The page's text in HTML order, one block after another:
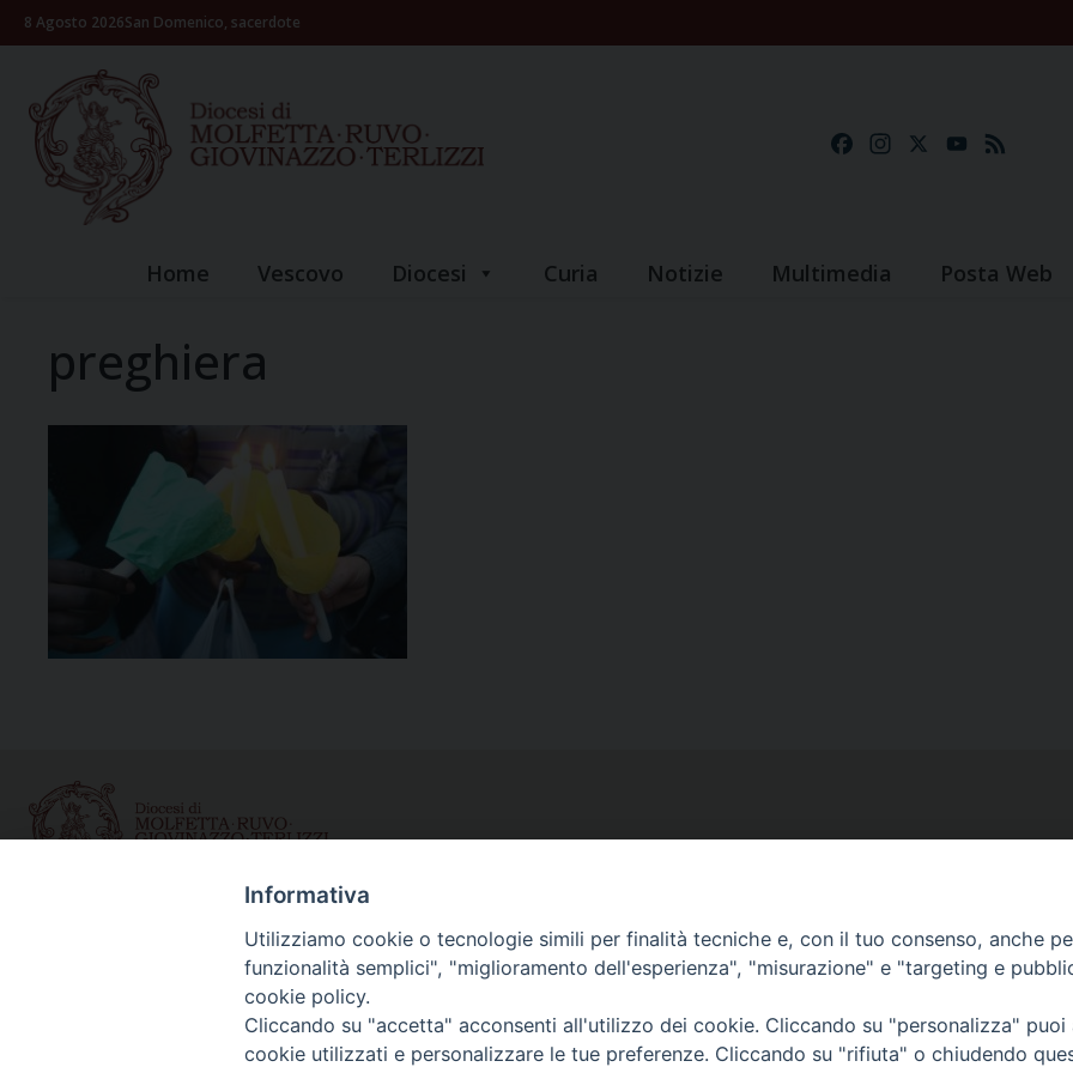
Skip8 Agosto 2026San Domenico, sacerdote
FacebookInstagramYouTube
Home Vescovo Diocesi Curia Notizie Multimedia Posta Web
preghiera
Piazza Giovene 4 – 70056 Molfetta (BA)
www.diocesimolfetta.it – diocesimolfetta@pec.chiesacattolica.it
Ufficio Comunicazioni sociali
Piazza Giovene 4 – 70056 Molfetta (BA)
Informativa
Utilizziamo cookie o tecnologie simili per finalità tecniche e, con il tuo consenso, anche
funzionalità semplici", "miglioramento dell'esperienza", "misurazione" e "targeting e
cookie policy.
Cliccando su "accetta" acconsenti all'utilizzo dei cookie. Cliccando su "personalizza"
cookie utilizzati e personalizzare le tue preferenze. Cliccando su "rifiuta" o chiudendo